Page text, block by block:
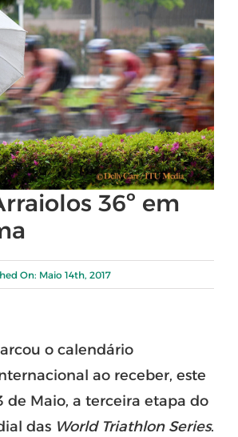
36º em
On: Maio 14th, 2017
o calendário
ao receber, este
de Maio, a terceira etapa do
das World Triathlon Series.